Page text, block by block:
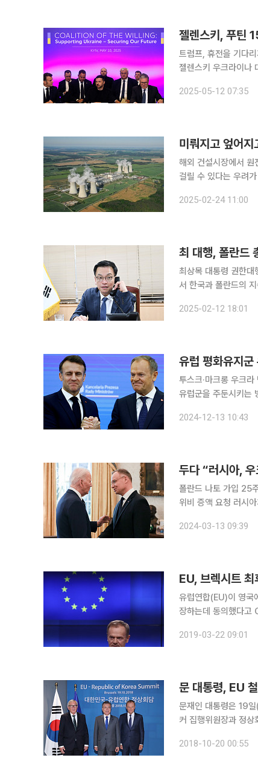
트럼프, 휴전을 기다리지
젤렌스키 우크라이나
2025-05-12 07:35
미뤄지고 엎어
해외 건설시장에서 원
걸릴 수 있다는 우려가 고개를 들고 있다. 24일 건설
와 대우건설 컨소시
2025-02-24 11:00
최 대행, 폴란드
최상목 대통령 권한대
서 한국과 폴란드의 지속적인 방산 협력
그간 폴란드 주요 인
2025-02-12 18:01
유럽 평화유지
투스크·마크롱 우크라 병력 파병 가능성 논의
유럽군을 주둔시키는
2024-12-13 10:43
두다 “러시아,
폴란드 나토 가입 25
위비 증액 요청 러시
2024-03-13 09:39
EU, 브렉시트
유럽연합(EU)이 영국
장하는데 동의했다고
기한을 5월 22일로 연
2019-03-22 09:01
문 대통령, EU
문재인 대통령은 19
커 집행위원장과 정
(ASEM) 참석차 벨기
2018-10-20 00:55